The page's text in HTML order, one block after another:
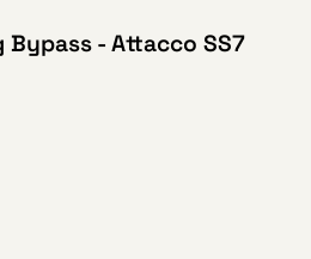
Bypass - Attacco SS7